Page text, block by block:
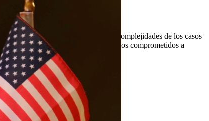
delitos de drogas comprenden las complejidades de los casos
En Quintana & Barajas PLLC, estamos comprometidos a